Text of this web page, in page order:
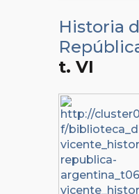
Historia
t. VI